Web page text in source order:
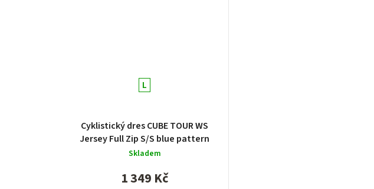
L
Cyklistický dres CUBE TOUR WS
Jersey Full Zip S/S blue pattern
Skladem
1 349 Kč